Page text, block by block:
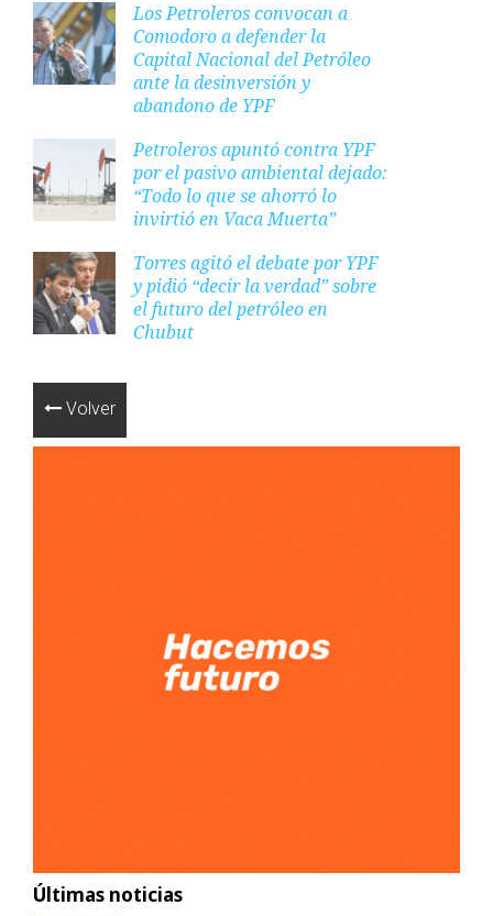
Los Petroleros convocan a
Comodoro a defender la
Capital Nacional del Petróleo
ante la desinversión y
abandono de YPF
Petroleros apuntó contra YPF
por el pasivo ambiental dejado:
“Todo lo que se ahorró lo
invirtió en Vaca Muerta”
Torres agitó el debate por YPF
y pidió “decir la verdad” sobre
el futuro del petróleo en
Chubut
Volver
Últimas noticias